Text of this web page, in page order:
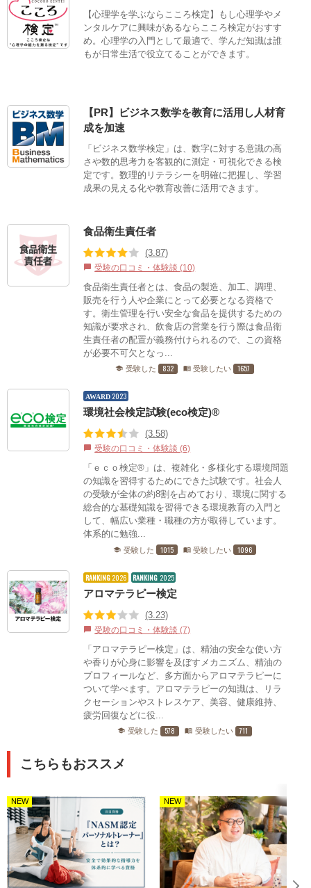
【心理学を学ぶならこころ検定】もし心理学やメ
ンタルケアに興味があるならこころ検定がおすす
め。心理学の入門として最適で、学んだ知識は誰
もが日常生活で役立てることができます。
【PR】ビジネス数学を教育に活用し人材育
成を加速
「ビジネス数学検定」は、数字に対する意識の高
さや数的思考力を客観的に測定・可視化できる検
定です。数理的リテラシーを明確に把握し、学習
成果の見える化や教育改善に活用できます。
食品衛生責任者
(3.87)
chat_bubble 受験の口コミ・体験談 (10)
食品衛生責任者とは、食品の製造、加工、調理、
販売を行う人や企業にとって必要となる資格で
す。衛生管理を行い安全な食品を提供するための
知識が要求され、飲食店の営業を行う際は食品衛
生責任者の配置が義務付けられるので、この資格
が必要不可欠となっ...
school 受験した 832 menu_book 受験したい 1657
AWARD 2023
環境社会検定試験(eco検定)®
(3.58)
chat_bubble 受験の口コミ・体験談 (6)
「ｅｃｏ検定®」は、複雑化・多様化する環境問題
の知識を習得するためにできた試験です。社会人
の受験が全体の約8割を占めており、環境に関する
総合的な基礎知識を習得できる環境教育の入門と
して、幅広い業種・職種の方が取得しています。
体系的に勉強...
school 受験した 1015 menu_book 受験したい 1096
RANKING 2026 RANKING 2025
アロマテラピー検定
(3.23)
chat_bubble 受験の口コミ・体験談 (7)
「アロマテラピー検定」は、精油の安全な使い方
や香りが心身に影響を及ぼすメカニズム、精油の
プロフィールなど、多方面からアロマテラピーに
ついて学べます。アロマテラピーの知識は、リラ
クセーションやストレスケア、美容、健康維持、
疲労回復などに役...
school 受験した 578 menu_book 受験したい 711
こちらもおススメ
NEW NEW